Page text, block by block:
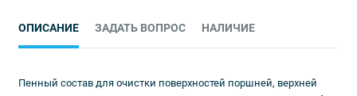
ОПИСАНИЕ ЗАДАТЬ ВОПРОС НАЛИЧИЕ
Пенный состав для очистки поверхностей поршней, верхней